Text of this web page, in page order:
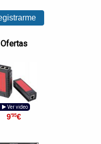
Ofertas
Ver video
9'95€